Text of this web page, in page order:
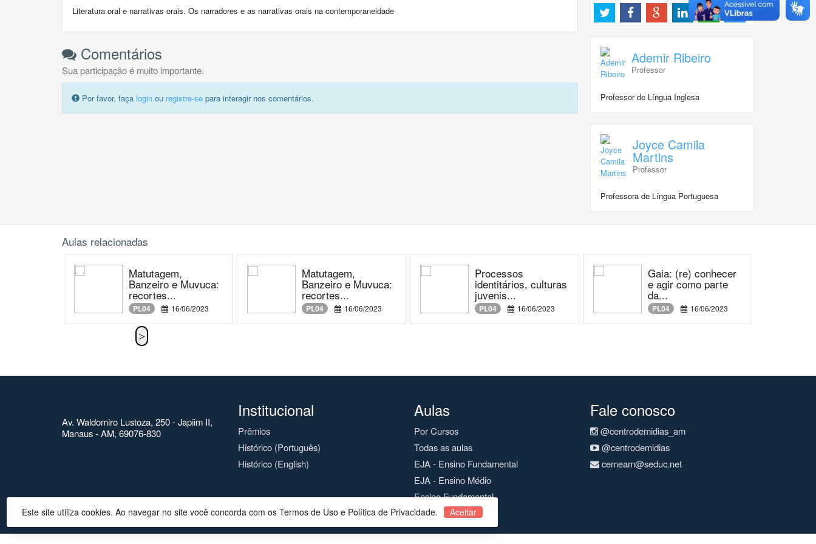
Literatura oral e narrativas orais. Os narradores e as narrativas orais na contemporaneidade
Comentários
Sua participação é muito importante.
Por favor, faça login ou registre-se para interagir nos comentários.
Ademir Ribeiro
Professor
Professor de Língua Inglesa
Joyce Camila
Martins
Professor
Professora de Língua Portuguesa
Aulas relacionadas
Matutagem,
Banzeiro e Muvuca:
recortes...
PL04 16/06/2023
Matutagem,
Banzeiro e Muvuca:
recortes...
PL04 16/06/2023
Processos
identitários, culturas
juvenis...
PL04 16/06/2023
Gaia: (re) conhecer
e agir como parte
da...
PL04 16/06/2023
Av. Waldomiro Lustoza, 250 - Japiim II,
Manaus - AM, 69076-830
Institucional
Prêmios
Histórico (Português)
Histórico (English)
Aulas
Por Cursos
Todas as aulas
EJA - Ensino Fundamental
EJA - Ensino Médio
Ensino Fundamental
Ensino Médio
Fale conosco
@centrodemidias_am
@centrodemidias
cemeam@seduc.net
Este site utiliza cookies. Ao navegar no site você concorda com os Termos de Uso e Política de Privacidade. Aceitar